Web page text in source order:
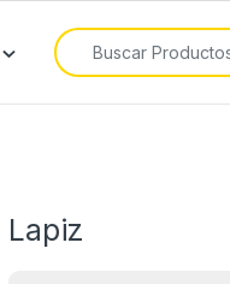
Buscar por:
Lapiz